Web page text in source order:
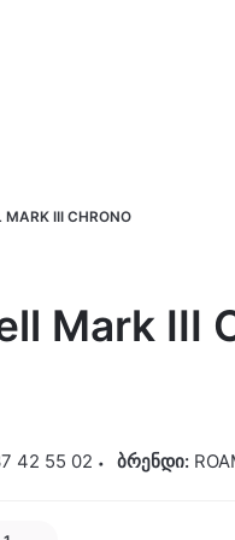
MARK III CHRONO
Mark III
42 55 02 ბრენდი: